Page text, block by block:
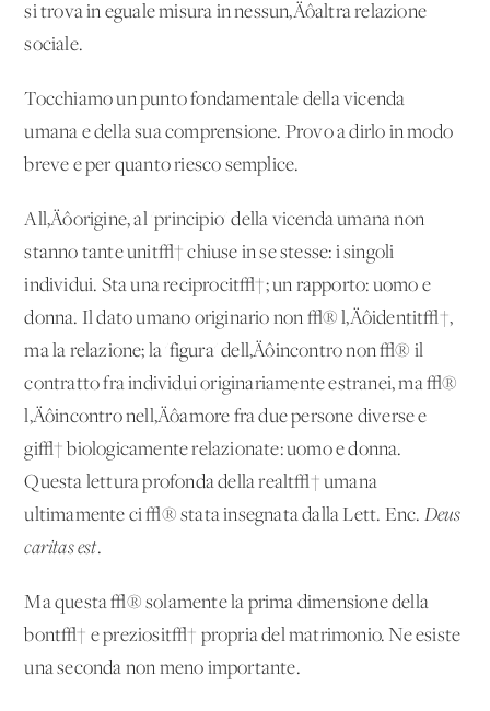
si trova in eguale misura in nessun‚Äôaltra relazione
sociale.
Tocchiamo un punto fondamentale della vicenda
umana e della sua comprensione. Provo a dirlo in modo
breve e per quanto riesco semplice.
All‚Äôorigine, al 'principio' della vicenda umana non
stanno tante unit√† chiuse in se stesse: i singoli
individui. Sta una reciprocit√†; un rapporto: uomo e
donna. Il dato umano originario non √® l‚Äôidentit√†,
ma la relazione; la 'figura' dell‚Äôincontro non √® il
contratto fra individui originariamente estranei, ma √®
l‚Äôincontro nell‚Äôamore fra due persone diverse e
gi√† biologicamente relazionate: uomo e donna.
Questa lettura profonda della realt√† umana
ultimamente ci √® stata insegnata dalla Lett. Enc. Deus
caritas est.
Ma questa √® solamente la prima dimensione della
bont√† e preziosit√† propria del matrimonio. Ne esiste
una seconda non meno importante.